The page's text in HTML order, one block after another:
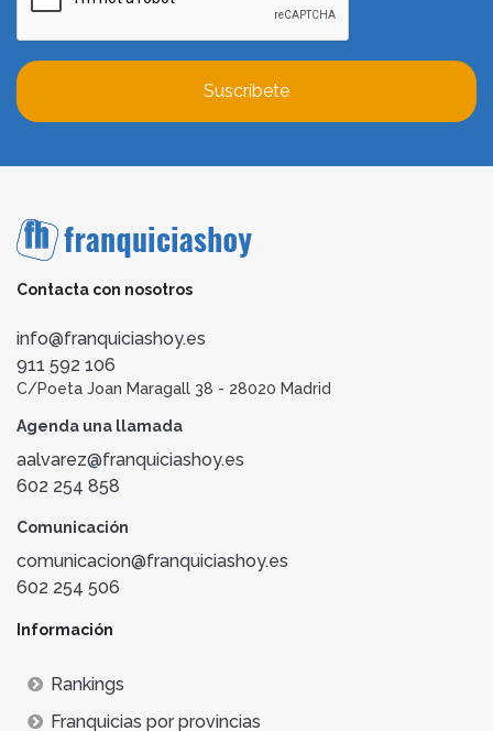
Suscríbete
Contacta con nosotros
info@franquiciashoy.es
911 592 106
C/Poeta Joan Maragall 38 - 28020 Madrid
Agenda una llamada
aalvarez@franquiciashoy.es
602 254 858
Comunicación
comunicacion@franquiciashoy.es
602 254 506
Información
Rankings
Franquicias por provincias